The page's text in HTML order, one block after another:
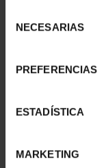
NECESARIAS
PREFERENCIAS
ESTADÍSTICA
MARKETING
SUSCRIPCIÓN
949,00 €